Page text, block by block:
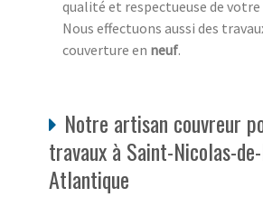
qualité et respectueuse de votre
Nous effectuons aussi des
couverture en neuf.
Notre artisan couvreur
travaux à Saint-Nicolas-
Atlantique